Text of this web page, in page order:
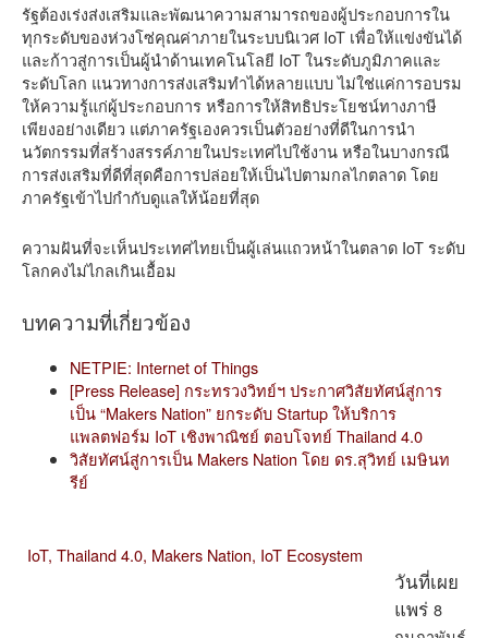
รัฐต้องเร่งส่งเสริมและพัฒนาความสามารถของผู้ประกอบการใน
ทุกระดับของห่วงโซ่คุณค่าภายในระบบนิเวศ IoT เพื่อให้แข่งขันได้
และก้าวสู่การเป็นผู้นำด้านเทคโนโลยี IoT ในระดับภูมิภาคและ
ระดับโลก แนวทางการส่งเสริมทำได้หลายแบบ ไม่ใช่แค่การอบรม
ให้ความรู้แก่ผู้ประกอบการ หรือการให้สิทธิประโยชน์ทางภาษี
เพียงอย่างเดียว แต่ภาครัฐเองควรเป็นตัวอย่างที่ดีในการนำ
นวัตกรรมที่สร้างสรรค์ภายในประเทศไปใช้งาน หรือในบางกรณี
การส่งเสริมที่ดีที่สุดคือการปล่อยให้เป็นไปตามกลไกตลาด โดย
ภาครัฐเข้าไปกำกับดูแลให้น้อยที่สุด
ความฝันที่จะเห็นประเทศไทยเป็นผู้เล่นแถวหน้าในตลาด IoT ระดับ
โลกคงไม่ไกลเกินเอื้อม
บทความที่เกี่ยวข้อง
NETPIE: Internet of Things
[Press Release] กระทรวงวิทย์ฯ ประกาศวิสัยทัศน์สู่การ
เป็น “Makers Nation” ยกระดับ Startup ให้บริการ
แพลตฟอร์ม IoT เชิงพาณิชย์ ตอบโจทย์ Thailand 4.0
วิสัยทัศน์สู่การเป็น Makers Nation โดย ดร.สุวิทย์ เมษินท
รีย์
IoT, Thailand 4.0, Makers Nation, IoT Ecosystem
วันที่เผย
แพร่ 8